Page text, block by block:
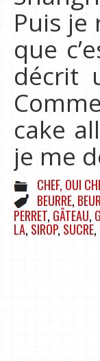
Puis je
que
décrit
cake
je me
CHEF, OUI
BEURRE,
PERRET, GÂTEAU,
LA, SIROP, SUCRE,